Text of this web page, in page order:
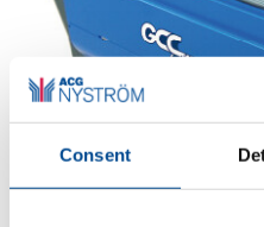
Consent
SmartFLOW™-
luftflöde för att förstärka